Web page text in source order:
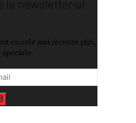
cu cele mai recente știri,